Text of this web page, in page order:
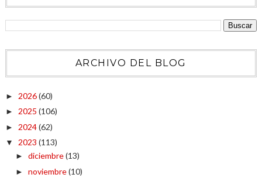
ARCHIVO DEL BLOG
► 2026(60)
► 2025 (106)
► 2024(62)
▼ 2023 (113)
► diciembre(13)
► noviembre(10)